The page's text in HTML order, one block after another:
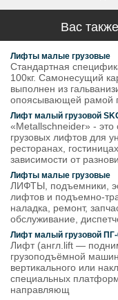
Вас
Лифты малые грузовые
Стандартная
100кг. Самонесущий
выполнен из
опоясывающей рамой
Лифт малый грузовой
«Metallschneider» - это
грузовых лифтов для
ресторанах,
зависимости от
Лифты малые грузовые
ЛИФТЫ, подъемники,
лифтов и подъемно-
наладка, ремонт,
обслуживание,
Лифт малый грузовой ПГ-
Лифт (англ.lift —
грузоподъёмной
вертикального или
специальных
направляющ